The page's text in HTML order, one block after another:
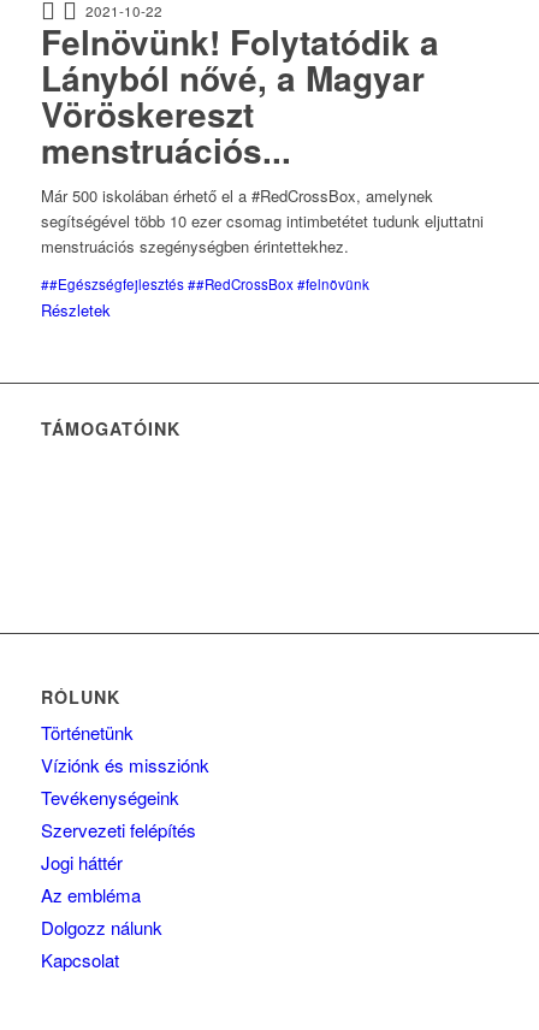
2021-10-22
Felnövünk! Folytatódik a
Lányból nővé, a Magyar
Vöröskereszt
menstruációs...
Már 500 iskolában érhető el a #RedCrossBox, amelynek
segítségével több 10 ezer csomag intimbetétet tudunk eljuttatni
menstruációs szegénységben érintettekhez.
##Egészségfejlesztés ##RedCrossBox #felnövünk
Részletek
TÁMOGATÓINK
RÓLUNK
Történetünk
Víziónk és missziónk
Tevékenységeink
Szervezeti felépítés
Jogi háttér
Az embléma
Dolgozz nálunk
Kapcsolat